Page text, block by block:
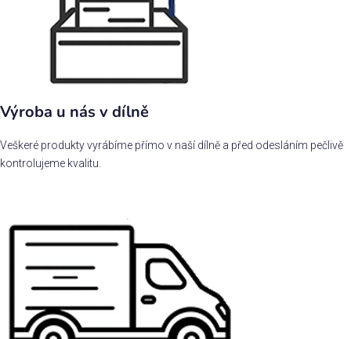
Výroba u nás v dílně
Veškeré produkty vyrábíme přímo v naší dílně a před odesláním pečlivě
kontrolujeme kvalitu.